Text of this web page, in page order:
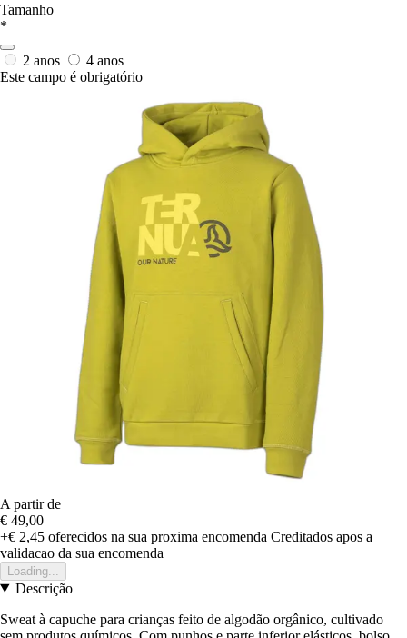
Tamanho
*
2 anos
4 anos
Este campo é obrigatório
A partir de
€ 49,00
+€ 2,45 oferecidos na sua proxima encomenda Creditados apos a
validacao da sua encomenda
Loading...
Descrição
Sweat à capuche para crianças feito de algodão orgânico, cultivado